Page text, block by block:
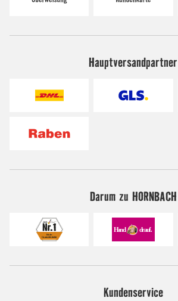
Hauptversandpartner
Darum zu HORNBACH
Kundenservice